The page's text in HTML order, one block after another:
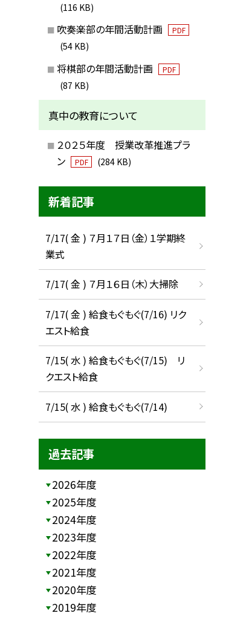
(116 KB)
吹奏楽部の年間活動計画 PDF
(54 KB)
将棋部の年間活動計画 PDF
(87 KB)
真中の教育について
２０２５年度 授業改革推進プラ
ン
PDF (284 KB)
新着記事
7/17( 金 ) ７月１７日（金）１学期終
業式
7/17( 金 ) ７月１６日（木）大掃除
7/17( 金 ) 給食もぐもぐ(7/16) リク
エスト給食
7/15( 水 ) 給食もぐもぐ(7/15) リ
クエスト給食
7/15( 水 ) 給食もぐもぐ(7/14)
過去記事
2026年度
2025年度
2024年度
2023年度
2022年度
2021年度
2020年度
2019年度